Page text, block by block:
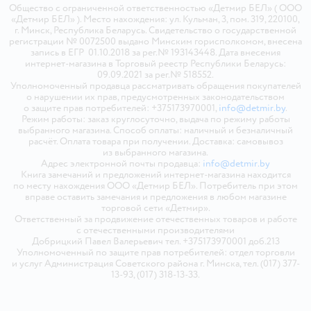
Общество с ограниченной ответственностью «Детмир БЕЛ» ( ООО
«Детмир БЕЛ» ). Место нахождения: ул. Кульман, 3, пом. 319, 220100,
г. Минск, Республика Беларусь. Свидетельство о государственной
регистрации № 0072500 выдано Минским горисполкомом, внесена
запись в ЕГР 01.10.2018 за рег.№ 193143448. Дата внесения
интернет-магазина в Торговый реестр Республики Беларусь:
09.09.2021 за рег.№ 518552.
Уполномоченный продавца рассматривать обращения покупателей
о нарушении их прав, предусмотренных законодательством
о защите прав потребителей: +375173970001, info@detmir.by.
Режим работы: заказ круглосуточно, выдача по режиму работы
выбранного магазина. Способ оплаты: наличный и безналичный
расчёт. Оплата товара при получении. Доставка: самовывоз
из выбранного магазина.
Адрес электронной почты продавца: info@detmir.by
Книга замечаний и предложений интернет-магазина находится
по месту нахождения ООО «Детмир БЕЛ». Потребитель при этом
вправе оставить замечания и предложения в любом магазине
торговой сети «Детмир».
Ответственный за продвижение отечественных товаров и работе
с отечественными производителями
Добрицкий Павел Валерьевич тел. +375173970001 доб.213
Уполномоченный по защите прав потребителей: отдел торговли
и услуг Администрация Советского района г. Минска, тел. (017) 377-
13-93, (017) 318-13-33.